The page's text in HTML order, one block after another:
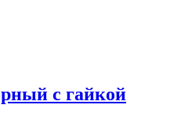
с гайкой